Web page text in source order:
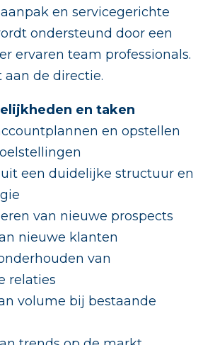
en servicegerichte
ondersteund door een
ervaren team professionals.
aan de directie.
en taken
en opstellen
een duidelijke structuur en
van nieuwe prospects
nieuwe klanten
van
relaties
volume bij bestaande